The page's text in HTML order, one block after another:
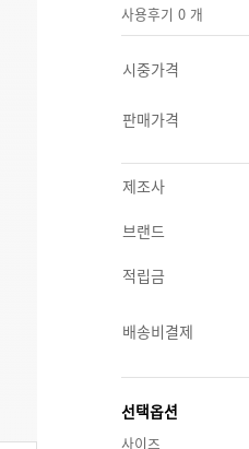
사용후기 0 개
시중가격
판매가격
제조사
브랜드
적립금
배송비결제
선택옵션
사이즈